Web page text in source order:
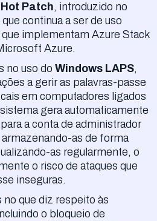
Patch, introduzido no
continua a ser de uso
implementam Azure Stack
Azure.
no uso do Windows LAPS,
a gerir as palavras-passe
em computadores ligados
gera automaticamente
a conta de administrador
armazenando-as de forma
as regularmente, o
o risco de ataques que
inseguras.
que diz respeito às
o bloqueio de